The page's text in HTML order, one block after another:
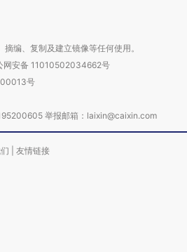
编、复制及建立镜像等任何使用。
网安备 11010502034662号
号
举报邮箱：laixin@caixin.com
友情链接